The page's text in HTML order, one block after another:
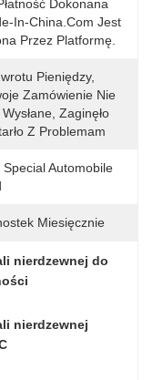
Dokonana
In-China.com Jest
Przez Platformę.
Pieniędzy,
Zamówienie Nie
Zaginęło
Z Problemam
Special Automobile
Miesięcznie
nierdzewnej do
nierdzewnej